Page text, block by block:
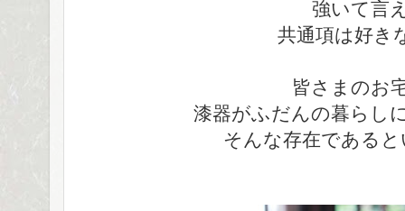
強いて言
共通項は好き
皆さまのお
漆器がふだんの暮らし
そんな存在である